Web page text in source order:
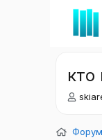
кто
А
о
Форум